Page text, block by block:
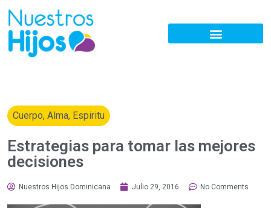
Cuerpo, Alma, Espiritu
Estrategias para tomar las mejores
decisiones
Nuestros Hijos Dominicana Julio 29, 2016 No Comments